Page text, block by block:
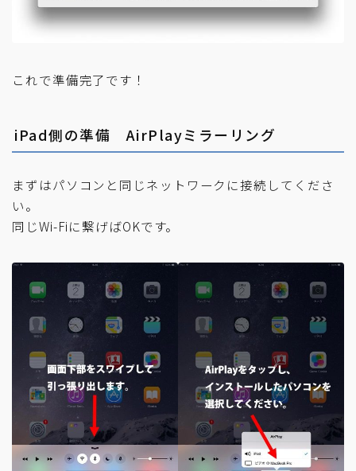
これで準備完了です！
iPad側の準備 AirPlayミラーリング
まずはパソコンと同じネットワークに接続してくださ
い。
同じWi-Fiに繋げばOKです。